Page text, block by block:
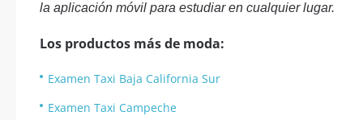
la aplicación móvil para estudiar en cualquier lugar.
Los productos más de moda:
Examen Taxi Baja California Sur
Examen Taxi Campeche